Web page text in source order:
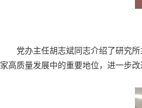
党办主任胡志斌同志介绍了研究
家高质量发展中的重要地位，进一步